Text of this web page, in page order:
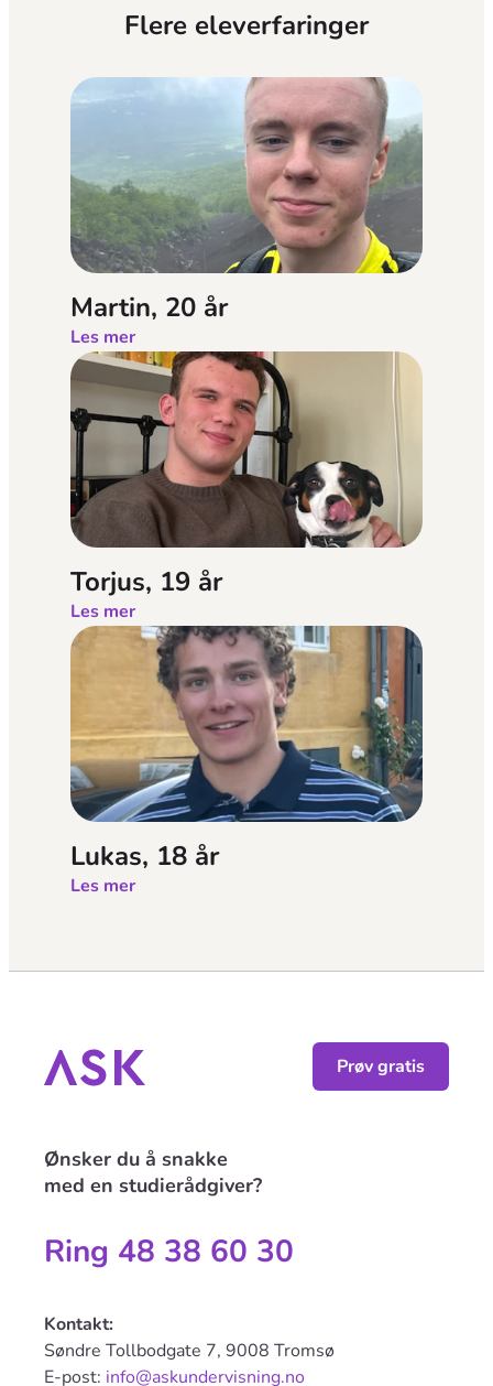
Flere eleverfaringer
Martin, 20 år
Les mer
Torjus, 19 år
Les mer
Lukas, 18 år
Les mer
Ønsker du å snakke
med en studierådgiver?
Ring 48 38 60 30
Kontakt:
Søndre Tollbodgate 7, 9008 Tromsø
E-post: info@askundervisning.no
Prøv gratis